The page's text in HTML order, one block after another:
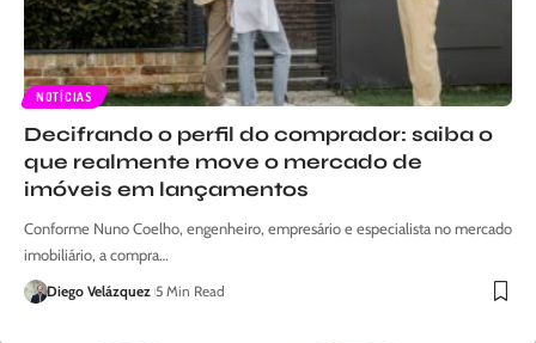
NOTÍCIAS
Decifrando o perfil do comprador: saiba o
que realmente move o mercado de
imóveis em lançamentos
Conforme Nuno Coelho, engenheiro, empresário e especialista no mercado
imobiliário, a compra…
Diego Velázquez 5 Min Read